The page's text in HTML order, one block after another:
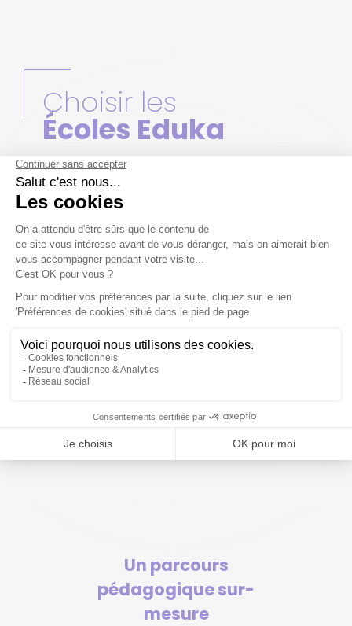
Choisir les
Écoles Eduka
Des formations
professionnelles
reconnues
diplômes et titres du
Un parcours
pédagogique sur-
mesure